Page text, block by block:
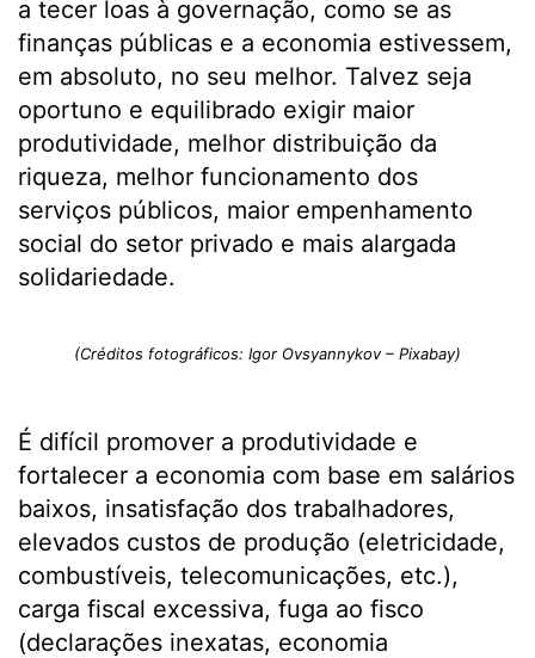
a tecer loas à governação, como se as
finanças públicas e a economia estivessem,
em absoluto, no seu melhor. Talvez seja
oportuno e equilibrado exigir maior
produtividade, melhor distribuição da
riqueza, melhor funcionamento dos
serviços públicos, maior empenhamento
social do setor privado e mais alargada
solidariedade.
(Créditos fotográficos: Igor Ovsyannykov – Pixabay)
É difícil promover a produtividade e
fortalecer a economia com base em salários
baixos, insatisfação dos trabalhadores,
elevados custos de produção (eletricidade,
combustíveis, telecomunicações, etc.),
carga fiscal excessiva, fuga ao fisco
(declarações inexatas, economia